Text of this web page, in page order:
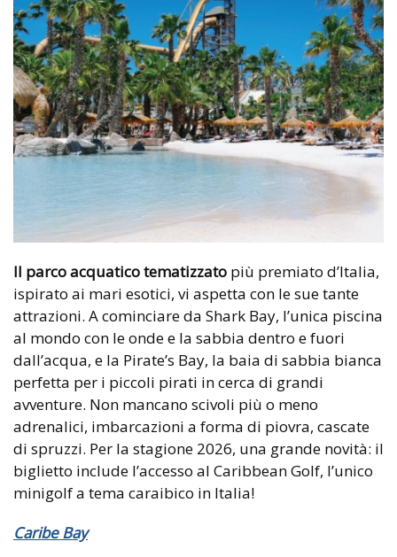
Il parco acquatico tematizzato più premiato d’Italia,
ispirato ai mari esotici, vi aspetta con le sue tante
attrazioni. A cominciare da Shark Bay, l’unica piscina
al mondo con le onde e la sabbia dentro e fuori
dall’acqua, e la Pirate’s Bay, la baia di sabbia bianca
perfetta per i piccoli pirati in cerca di grandi
avventure. Non mancano scivoli più o meno
adrenalici, imbarcazioni a forma di piovra, cascate
di spruzzi. Per la stagione 2026, una grande novità: il
biglietto include l’accesso al Caribbean Golf, l’unico
minigolf a tema caraibico in Italia!
Caribe Bay